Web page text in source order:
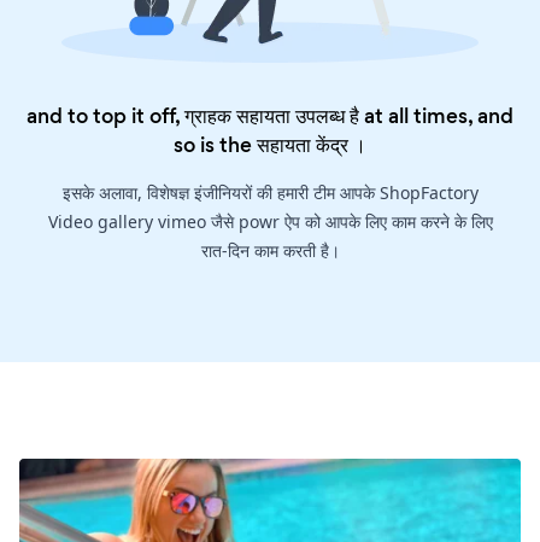
and to top it off, ग्राहक सहायता उपलब्ध है at all times, and
so is theसहायता केंद्र।
इसके अलावा, विशेषज्ञ इंजीनियरों की हमारी टीम आपके ShopFactory
Video gallery vimeo जैसे powr ऐप को आपके लिए काम करने के लिए
रात-दिन काम करती है।